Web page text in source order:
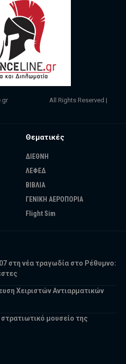
All Rights Reserved |
Θεματικές
ΔΙΕΘΝΗ
ΛΕΦΕΔ
ΒΙΒΛΙΑ
ΓΕΝΙΚΗ ΑΕΡΟΠΟΡΙΑ
Flight Sim
στη νέα τραγωδία στο Ρέθυμνο:
Χειριστών Αντιαρματικών
στρατιωτικό μουσείο της